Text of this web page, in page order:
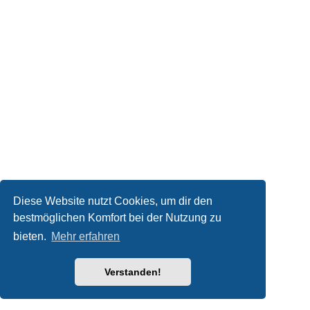
Diese Website nutzt Cookies, um dir den
bestmöglichen Komfort bei der Nutzung zu
bieten. Mehr erfahren
Verstanden!